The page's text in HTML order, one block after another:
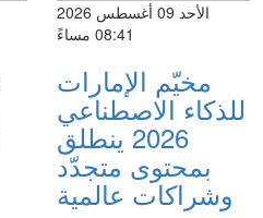
الأحد 09 أغسطس 2026
08:41 مساءً
مخيّم الإمارات
للذكاء الاصطناعي
2026 ينطلق
بمحتوى متجدّد
وشراكات عالمية